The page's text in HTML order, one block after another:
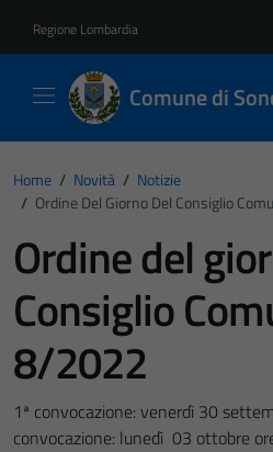
Regione Lombardia
Comune di
Home / Novità / Notizie
/ Ordine Del Giorno Del Consiglio
Ordine del
Consiglio
8/2022
1ª convocazione: venerdì 30
convocazione: lunedì 03 ottobre